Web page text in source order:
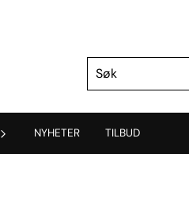
NYHETER TILBUD